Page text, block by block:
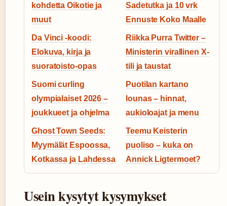
kohdetta Oikotie ja
muut
Sadetutka ja 10 vrk
Ennuste Koko Maalle
Da Vinci -koodi:
Elokuva, kirja ja
suoratoisto-opas
Riikka Purra Twitter –
Ministerin virallinen X-
tili ja taustat
Suomi curling
olympialaiset 2026 –
joukkueet ja ohjelma
Puotilan kartano
lounas – hinnat,
aukioloajat ja menu
Ghost Town Seeds:
Myymälät Espoossa,
Kotkassa ja Lahdessa
Teemu Keisterin
puoliso – kuka on
Annick Ligtermoet?
Usein kysytyt kysymykset